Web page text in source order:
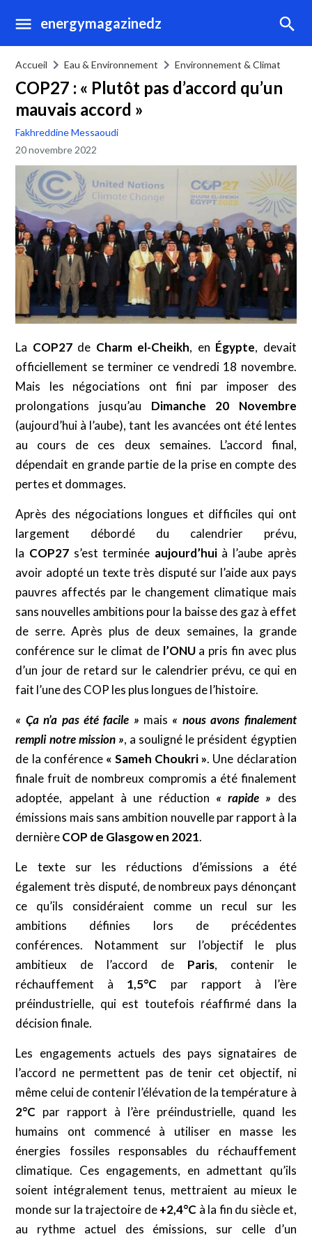
energymagazinedz
Accueil Eau & Environnement Environnement & Climat
COP27 : « Plutôt pas d’accord qu’un
mauvais accord »
Fakhreddine Messaoudi
20 novembre 2022
La COP27de Charm el-Cheikh, en Égypte, devait
officiellement se terminer ce vendredi 18 novembre.
Mais les négociations ont fini par imposer des
prolongations jusqu’au Dimanche 20 Novembre
(aujourd’hui à l’aube), tant les avancées ont été lentes
au cours de ces deux semaines. L’accord final,
dépendait en grande partie de la prise en compte des
pertes et dommages.
Après des négociations longues et difficiles qui ont
largement débordé du calendrier prévu,
la COP27 s’est terminée aujourd’huià l’aube après
avoir adopté un texte très disputé sur l’aide aux pays
pauvres affectés par le changement climatique mais
sans nouvelles ambitions pour la baisse des gaz à effet
de serre. Après plus de deux semaines, la grande
conférence sur le climat de l’ONUa pris fin avec plus
d’un jour de retard sur le calendrier prévu, ce qui en
fait l’une des COP les plus longues de l’histoire.
« Ça n’a pas été facile » mais « nous avons finalement
rempli notre mission », a souligné le président égyptien
de la conférence « Sameh Choukri ». Une déclaration
finale fruit de nombreux compromis a été finalement
adoptée, appelant à une réduction « rapide » des
émissions mais sans ambition nouvelle par rapport à la
dernièreCOP de Glasgow en 2021.
Le texte sur les réductions d’émissions a été
également très disputé, de nombreux pays dénonçant
ce qu’ils considéraient comme un recul sur les
ambitions définies lors de précédentes
conférences. Notamment sur l’objectif le plus
ambitieux de l’accord de Paris, contenir le
réchauffement à 1,5°C par rapport à l’ère
préindustrielle, qui est toutefois réaffirmé dans la
décision finale.
Les engagements actuels des pays signataires de
l’accord ne permettent pas de tenir cet objectif, ni
même celui de contenir l’élévation de la température à
2°C par rapport à l’ère préindustrielle, quand les
humains ont commencé à utiliser en masse les
énergies fossiles responsables du réchauffement
climatique. Ces engagements, en admettant qu’ils
soient intégralement tenus, mettraient au mieux le
monde sur la trajectoire de+2,4°C à la fin du siècle et,
au rythme actuel des émissions, sur celle d’un